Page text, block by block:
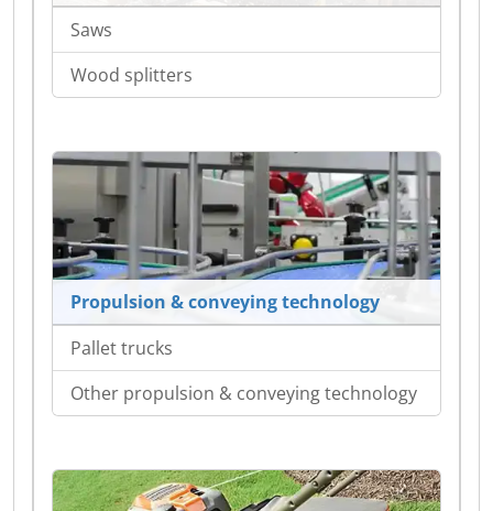
Saws
Wood splitters
Propulsion & conveying technology
Pallet trucks
Other propulsion & conveying technology